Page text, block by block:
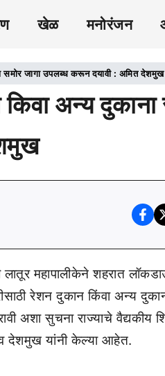
खेळ मनोरंजन
समोर जागा उपलब्ध करून दयावी : अमित देशमुख
अन्य दुकाना
लातूर महापालीकेने शहरात
रेशन दुकान किंवा अन्य
अशा सुचना राज्याचे
देशमुख यांनी केल्या आहेत.